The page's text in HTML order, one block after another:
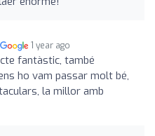
1 year ago
fantàstic, també
ho vam passar molt bé,
la millor amb